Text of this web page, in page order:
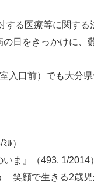
する医療等に関す
の日をきっかけに
入口前）でも大分
ﾙ）
ま』（493. 1/2014）
笑顔で生きる2歳